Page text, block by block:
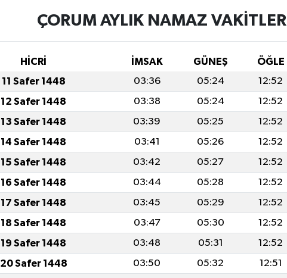
ÇORUM AYLIK NAMAZ VAKITLERI
HİCRİ İMSAK GÜNEŞ ÖĞLE
11 Safer 1448 03:36 05:24 12:52
12 Safer 1448 03:38 05:24 12:52
13 Safer 1448 03:39 05:25 12:52
14 Safer 1448 03:41 05:26 12:52
15 Safer 1448 03:42 05:27 12:52
16 Safer 1448 03:44 05:28 12:52
17 Safer 1448 03:45 05:29 12:52
18 Safer 1448 03:47 05:30 12:52
19 Safer 1448 03:48 05:31 12:52
20 Safer 1448 03:50 05:32 12:51